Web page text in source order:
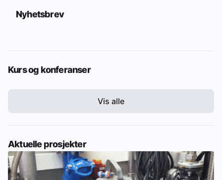
Nyhetsbrev
Kurs og konferanser
Vis alle
Aktuelle prosjekter